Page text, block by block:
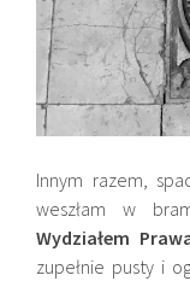
Innym razem,
weszłam w
Wydziałem
zupełnie pusty i